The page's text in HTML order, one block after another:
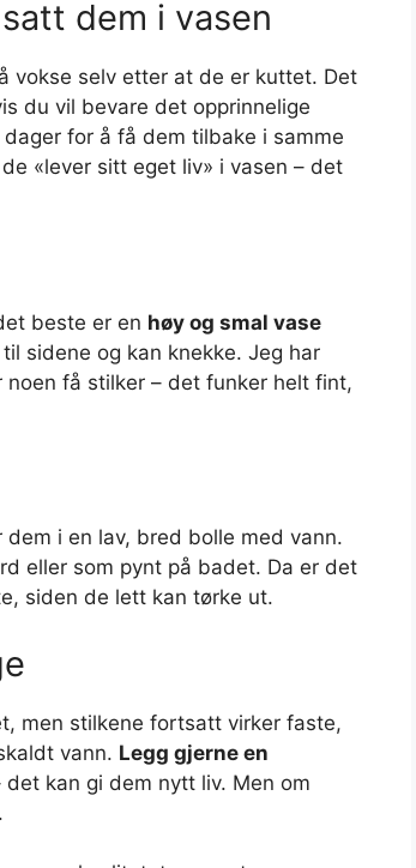
dem i vasen
vokse selv etter at de er kuttet. Det
du vil bevare det opprinnelige
for å få dem tilbake i samme
«lever sitt eget liv» i vasen – det
beste er en høy og smal vase
sidene og kan knekke. Jeg har
få stilker – det funker helt fint,
i en lav, bred bolle med vann.
eller som pynt på badet. Da er det
siden de lett kan tørke ut.
men stilkene fortsatt virker faste,
vann. Legg gjerne en
det kan gi dem nytt liv. Men om